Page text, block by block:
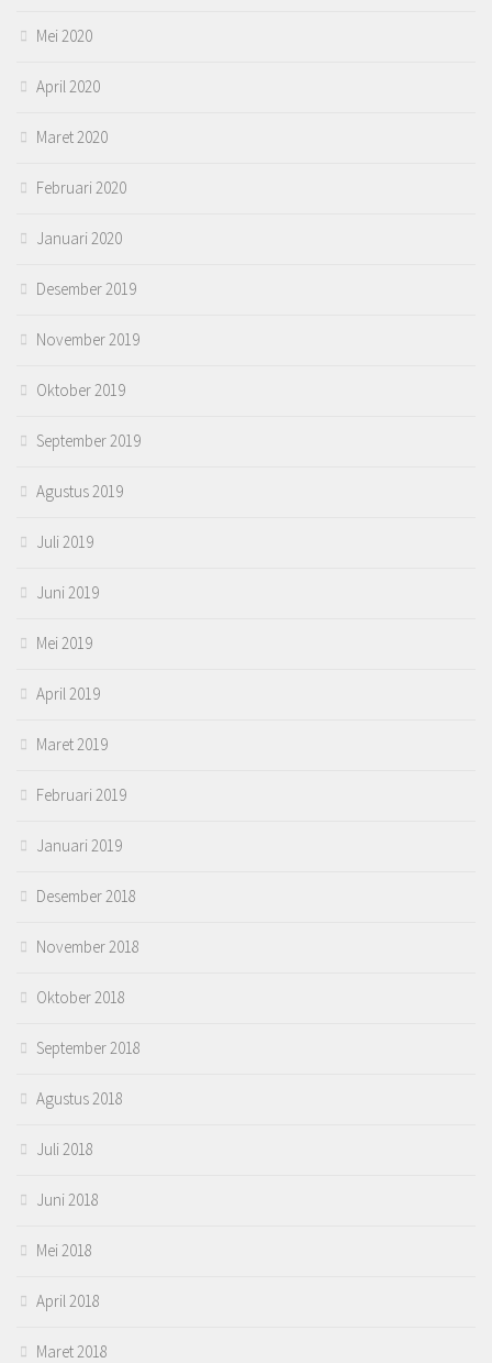
Mei 2020
April 2020
Maret 2020
Februari 2020
Januari 2020
Desember 2019
November 2019
Oktober 2019
September 2019
Agustus 2019
Juli 2019
Juni 2019
Mei 2019
April 2019
Maret 2019
Februari 2019
Januari 2019
Desember 2018
November 2018
Oktober 2018
September 2018
Agustus 2018
Juli 2018
Juni 2018
Mei 2018
April 2018
Maret 2018